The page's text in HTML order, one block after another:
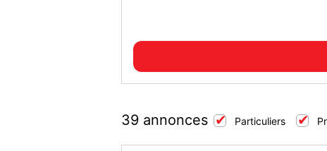
39 annonces Particuliers